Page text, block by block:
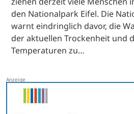
den Nationalpark Eifel. Die
warnt eindringlich davor, die
der aktuellen Trockenheit und
Temperaturen zu…